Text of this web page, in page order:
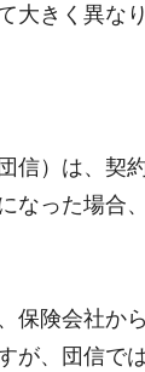
大きく異なり
信）は、契
なった場合
保険会社か
が、団信で